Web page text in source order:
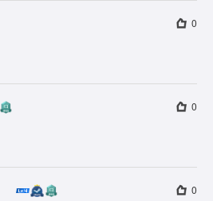
0
0
0